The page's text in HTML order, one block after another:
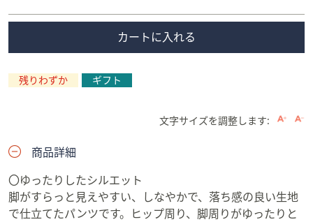
カートに入れる
残りわずか ギフト
文字サイズを調整します:
商品詳細
〇ゆったりしたシルエット
脚がすらっと見えやすい、しなやかで、落ち感の良い生地
で仕立てたパンツです。ヒップ周り、脚周りがゆったりと